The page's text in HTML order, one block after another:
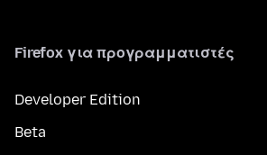
Firefox για προγραμματιστές
Developer Edition
Beta